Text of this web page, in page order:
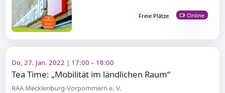
Freie Plätze Online
Do, 27. Jan. 2022 | 17:00 – 18:00
Tea Time: „Mobilität im ländlichen Raum“
RAA Mecklenburg-Vorpommern e. V.